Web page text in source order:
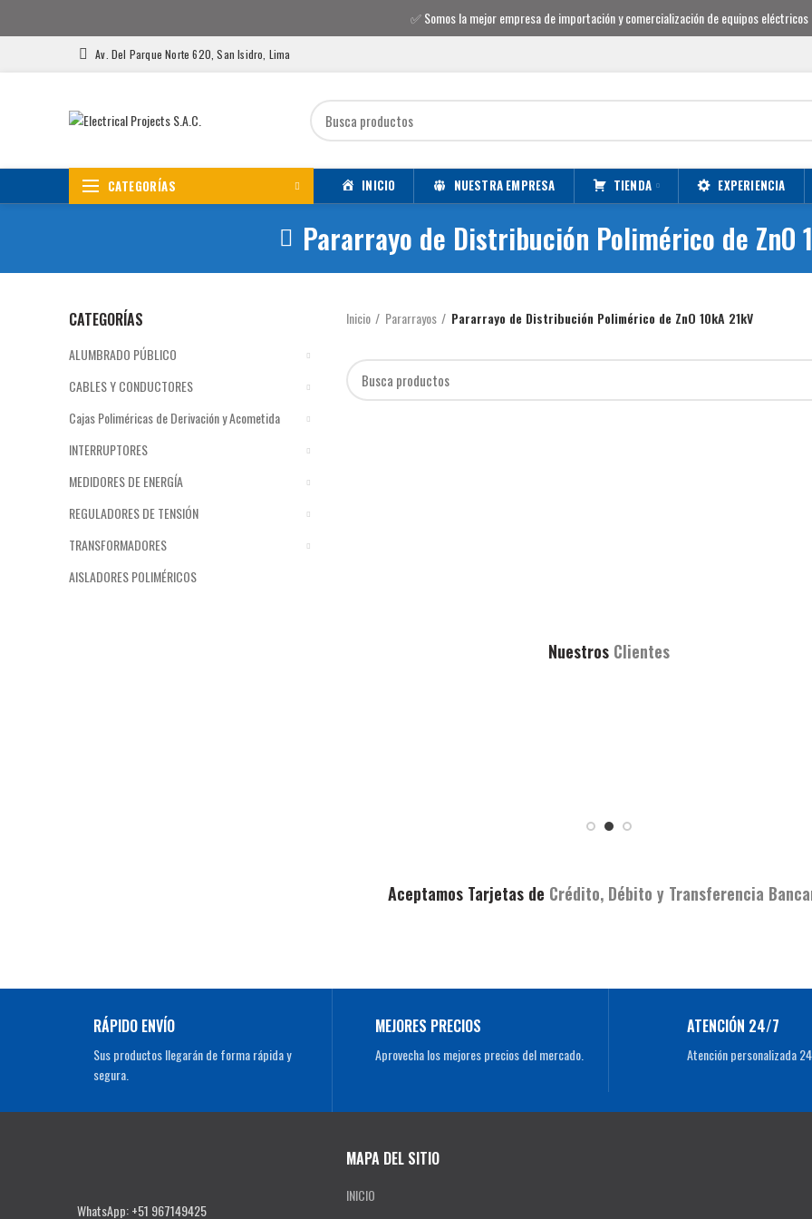
Av. Del Parque Norte 620, San Isidro, Lima
CATEGORÍAS INICIO NUESTRA EMPRESA TIENDA EXPERIENCIA
Pararrayo de Distribución Polimérico de ZnO
CATEGORÍAS
ALUMBRADO PÚBLICO
CABLES Y CONDUCTORES
Cajas Poliméricas de Derivación y Acometida
INTERRUPTORES
MEDIDORES DE ENERGÍA
REGULADORES DE TENSIÓN
TRANSFORMADORES
AISLADORES POLIMÉRICOS
Inicio Pararrayos Pararrayo de Distribución Polimérico de ZnO 10kA 21kV
NuestrosClientes
Aceptamos Tarjetas de Crédito, Débito y Transferencia
RÁPIDO ENVÍO
Sus productos llegarán de forma rápida y
segura.
MEJORES PRECIOS
Aprovecha los mejores precios del mercado.
ATENCIÓN 24/7
Atención personalizada
WhatsApp: +51 967149425
MAPA DEL SITIO
INICIO
✅Somos la mejor empresa de importación y comercialización de equipos eléctricos